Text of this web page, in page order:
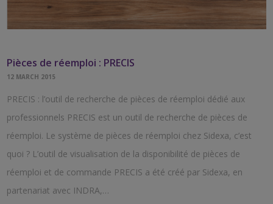
Pièces de réemploi : PRECIS
12 MARCH 2015
PRECIS : l’outil de recherche de pièces de réemploi dédié aux
professionnels PRECIS est un outil de recherche de pièces de
réemploi. Le système de pièces de réemploi chez Sidexa, c’est
quoi ? L’outil de visualisation de la disponibilité de pièces de
réemploi et de commande PRECIS a été créé par Sidexa, en
partenariat avec INDRA,…